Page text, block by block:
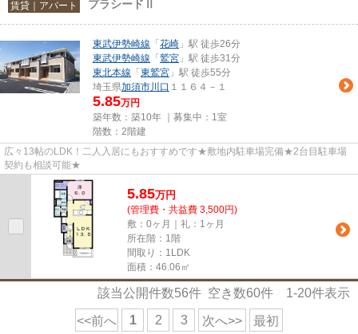
賃貸｜アパート プラシードⅡ
東武伊勢崎線 「 花崎 」駅 徒歩26分
東武伊勢崎線 「 鷲宮 」駅 徒歩31分
東北本線 「 東鷲宮 」駅 徒歩55分
埼玉県加須市川口 １１６４－１
5.85万円
築年数：築10年 ｜募集中： 1室
階数：2階建
広々13帖のLDK！二人入居にもおすすめです★敷地内駐車場完備★2台目駐車場
契約も相談可能★
5.85万円
(管理費・共益費 3,500円)
敷：0ヶ月｜礼：1ヶ月
所在階：1階
間取り：1LDK
面積：46.06㎡
該当公開件数56件 空き数60件 1-20件表示
<<前へ 1 2 3 次へ>> 最初